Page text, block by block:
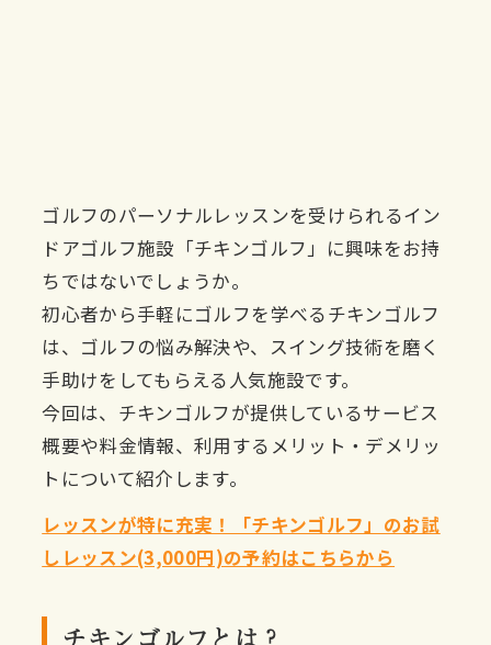
ゴルフのパーソナルレッスンを受けられるイン
ドアゴルフ施設「チキンゴルフ」に興味をお持
ちではないでしょうか。
初心者から手軽にゴルフを学べるチキンゴルフ
は、ゴルフの悩み解決や、スイング技術を磨く
手助けをしてもらえる人気施設です。
今回は、チキンゴルフが提供しているサービス
概要や料金情報、利用するメリット・デメリッ
トについて紹介します。
レッスンが特に充実！「チキンゴルフ」のお試
しレッスン(3,000円)の予約はこちらから